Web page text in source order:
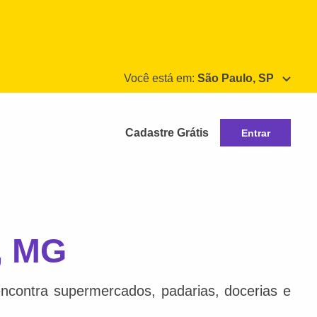
Você está em: São Paulo, SP
Cadastre Grátis Entrar
supermercados, padarias, docerias e